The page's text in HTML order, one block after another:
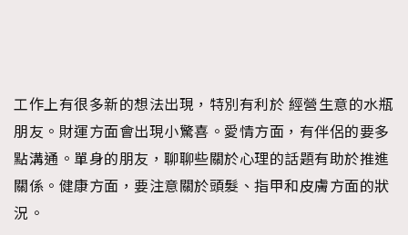
工作上有很多新的想法出現，特別有利於 經營生意的水瓶
朋友。財運方面會出現小驚喜。愛情方面，有伴侶的要多
點溝通。單身的朋友，聊聊些關於心理的話題有助於推進
關係。健康方面，要注意關於頭髮、指甲和皮膚方面的狀
況。